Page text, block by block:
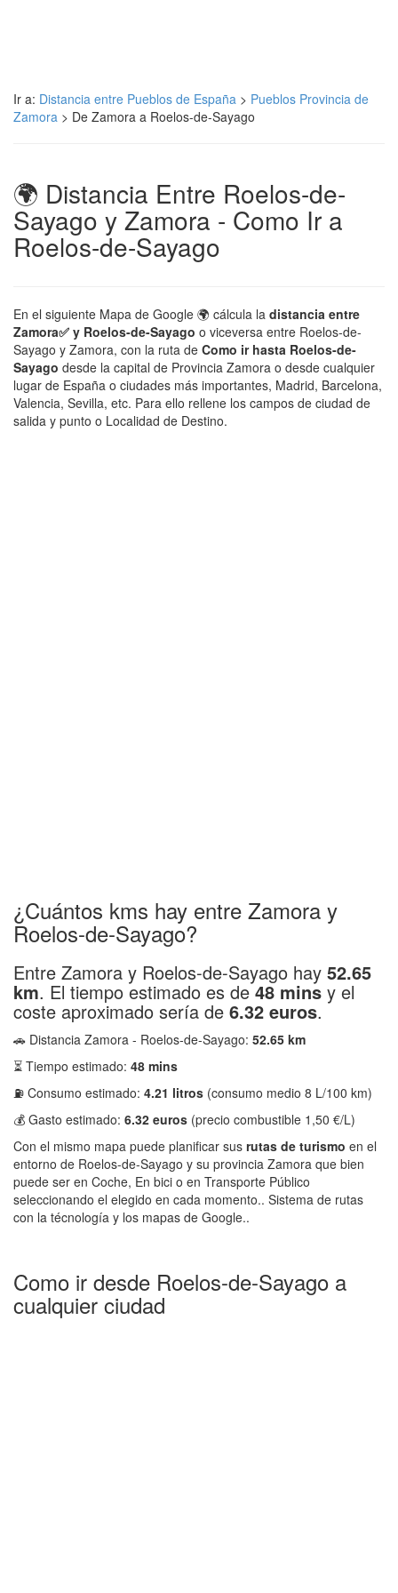
Ir a: Distancia entre Pueblos de España > Pueblos Provincia de
Zamora > De Zamora a Roelos-de-Sayago
🌍 Distancia Entre Roelos-de-
Sayago y Zamora - Como Ir a
Roelos-de-Sayago
En el siguiente Mapa de Google 🌍 cálcula la distancia entre
Zamora✅ y Roelos-de-Sayago o viceversa entre Roelos-de-
Sayago y Zamora, con la ruta de Como ir hasta Roelos-de-
Sayago desde la capital de Provincia Zamora o desde cualquier
lugar de España o ciudades más importantes, Madrid, Barcelona,
Valencia, Sevilla, etc. Para ello rellene los campos de ciudad de
salida y punto o Localidad de Destino.
¿Cuántos kms hay entre Zamora y
Roelos-de-Sayago?
Entre Zamora y Roelos-de-Sayago hay 52.65
km. El tiempo estimado es de48 mins y el
coste aproximado sería de 6.32 euros.
🚗 Distancia Zamora - Roelos-de-Sayago: 52.65 km
⏳ Tiempo estimado: 48 mins
⛽ Consumo estimado: 4.21 litros (consumo medio 8 L/100 km)
💰 Gasto estimado: 6.32 euros (precio combustible 1,50 €/L)
Con el mismo mapa puede planificar sus rutas de turismo en el
entorno de Roelos-de-Sayago y su provincia Zamora que bien
puede ser en Coche, En bici o en Transporte Público
seleccionando el elegido en cada momento.. Sistema de rutas
con la técnología y los mapas de Google..
Como ir desde Roelos-de-Sayago a
cualquier ciudad